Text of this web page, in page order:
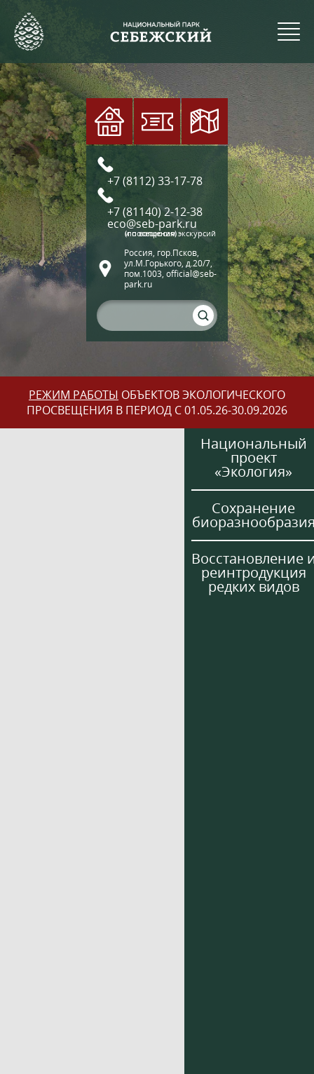
+7 (8112) 33-17-78
+7 (81140) 2-12-38
eco@seb-park.ru
(по вопросам экскурсий и посещения)
Россия, гор.Псков,
ул.М.Горького, д.20/7,
пом.1003, official@seb-
park.ru
РЕЖИМ РАБОТЫ ОБЪЕКТОВ ЭКОЛОГИЧЕСКОГО
ПРОСВЕЩЕНИЯ В ПЕРИОД С 01.05.26-30.09.2026
Национальный
проект
«Экология»
Сохранение
Восстановление
реинтродукция
редких видов